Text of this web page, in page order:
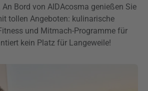
Bord von AIDAcosma genießen Sie
tollen Angeboten: kulinarische
und Mitmach-Programme für
kein Platz für Langeweile!